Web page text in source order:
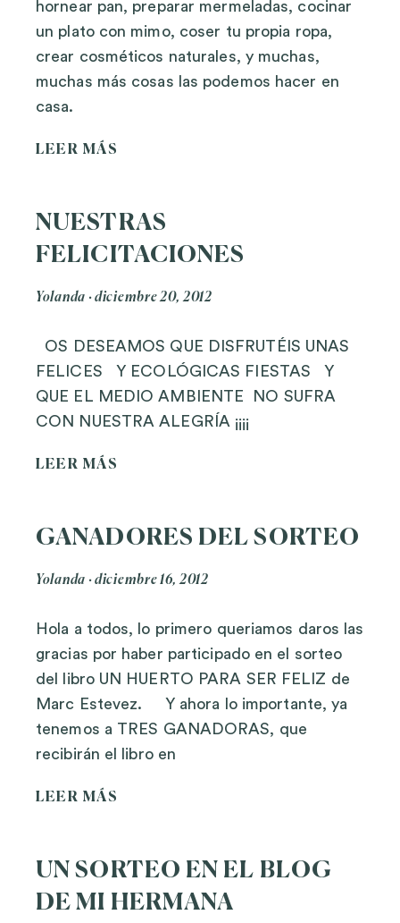
hornear pan, preparar mermeladas, cocinar
un plato con mimo, coser tu propia ropa,
crear cosméticos naturales, y muchas,
muchas más cosas las podemos hacer en
casa.
LEER MÁS
NUESTRAS
FELICITACIONES
Yolanda diciembre 20, 2012
OS DESEAMOS QUE DISFRUTÉIS UNAS
FELICES Y ECOLÓGICAS FIESTAS Y
QUE EL MEDIO AMBIENTE NO SUFRA
CON NUESTRA ALEGRÍA ¡¡¡¡
LEER MÁS
GANADORES DEL SORTEO
Yolanda diciembre 16, 2012
Hola a todos, lo primero queriamos daros las
gracias por haber participado en el sorteo
del libro UN HUERTO PARA SER FELIZ de
Marc Estevez. Y ahora lo importante, ya
tenemos a TRES GANADORAS, que
recibirán el libro en
LEER MÁS
UN SORTEO EN EL BLOG
DE MI HERMANA